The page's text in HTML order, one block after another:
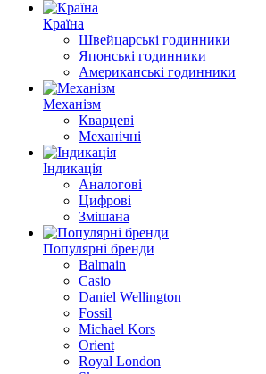
Країна
Швейцарські годинники
Японські годинники
Американські годинники
Механізм
Кварцеві
Механічні
Індикація
Аналогові
Цифрові
Змішана
Популярні бренди
Balmain
Casio
Daniel Wellington
Fossil
Michael Kors
Orient
Royal London